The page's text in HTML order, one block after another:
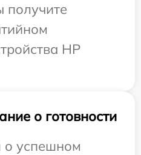
получите
HP
о готовности
успешном